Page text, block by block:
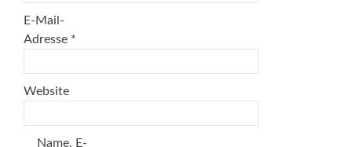
E-Mail-
Adresse *
Website
Name, E-